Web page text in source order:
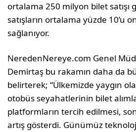
ortalama 250 milyon bilet satışı
satışların ortalama yüzde 10’u
sağlanıyor.
NeredenNereye.com Genel
Demirtaş bu rakamın daha da
belirterek; “Ülkemizde yaygın
otobüs seyahatlerinin bilet
platformların tercih edilmesi,
artış gösterdi. Günümüz